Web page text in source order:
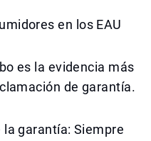
en los EAU
es la evidencia más
de garantía.
la garantía: Siempre